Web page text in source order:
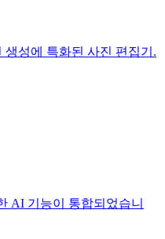
성에 특화된 사진 편집기.
AI 기능이 통합되었습니